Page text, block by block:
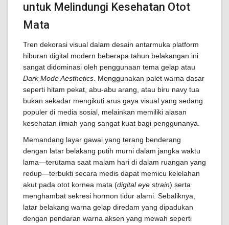
untuk Melindungi Kesehatan Otot
Mata
Tren dekorasi visual dalam desain antarmuka platform
hiburan digital modern beberapa tahun belakangan ini
sangat didominasi oleh penggunaan tema gelap atau
Dark Mode Aesthetics . Menggunakan palet warna dasar
seperti hitam pekat, abu-abu arang, atau biru navy tua
bukan sekadar mengikuti arus gaya visual yang sedang
populer di media sosial, melainkan memiliki alasan
kesehatan ilmiah yang sangat kuat bagi penggunanya.
Memandang layar gawai yang terang benderang
dengan latar belakang putih murni dalam jangka waktu
lama—terutama saat malam hari di dalam ruangan yang
redup—terbukti secara medis dapat memicu kelelahan
akut pada otot kornea mata (digital eye strain) serta
menghambat sekresi hormon tidur alami. Sebaliknya,
latar belakang warna gelap diredam yang dipadukan
dengan pendaran warna aksen yang mewah seperti